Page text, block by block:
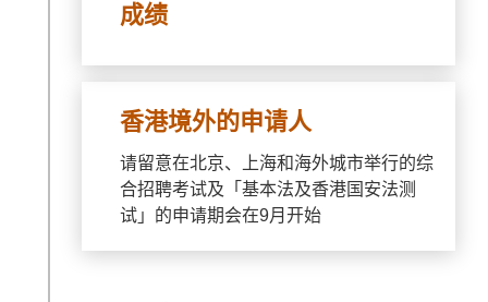
成绩
香港境外的申请人
请留意在北京、上海和海外城市举行的综
合招聘考试及「基本法及香港国安法测
试」的申请期会在9月开始